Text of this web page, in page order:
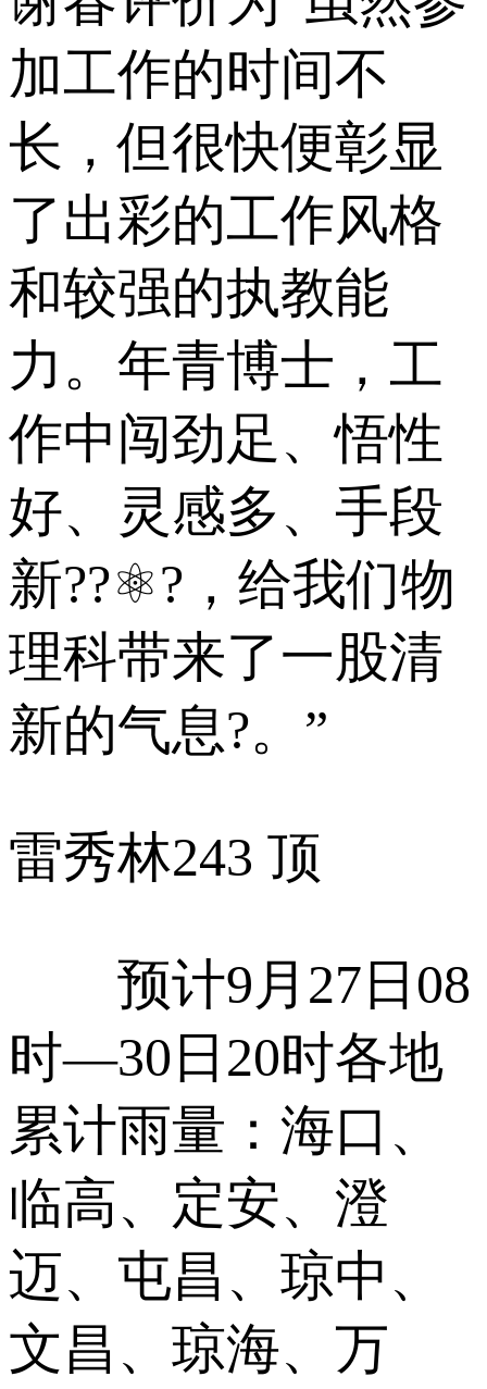
加工作的时间不
长，但很快便彰显
了出彩的工作风格
和较强的执教能
力。年青博士，工
作中闯劲足、悟性
好、灵感多、手段
新??⚛?，给我们物
理科带来了一股清
新的气息?。”
雷秀林243 顶
预计9月27日08
时—30日20时各地
累计雨量：海口、
临高、定安、澄
迈、屯昌、琼中、
文昌、琼海、万